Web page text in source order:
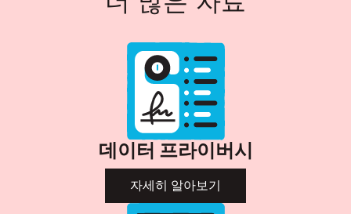
데이터 프라이버시
자세히 알아보기